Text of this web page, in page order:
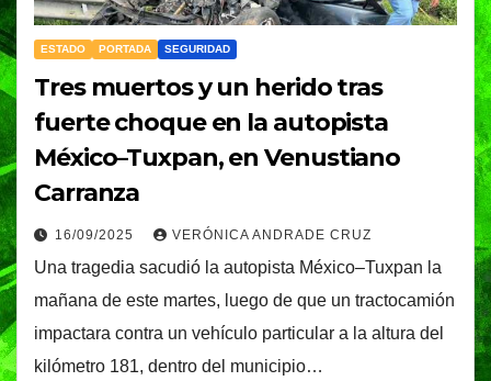
ESTADO PORTADA SEGURIDAD
Tres muertos y un herido tras
fuerte choque en la autopista
México–Tuxpan, en Venustiano
Carranza
16/09/2025 VERÓNICA ANDRADE CRUZ
Una tragedia sacudió la autopista México–Tuxpan la
mañana de este martes, luego de que un tractocamión
impactara contra un vehículo particular a la altura del
kilómetro 181, dentro del municipio…